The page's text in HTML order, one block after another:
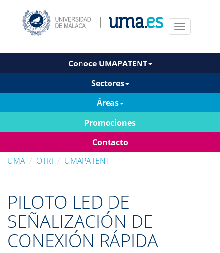
Menu
Conoce UMAPATENT
Sectores
Áreas
Promociones
Contacto
UMA
OTRI UMAPATENT
PILOTO LED DE
SEÑALIZACIÓN DE
CONEXIÓN RÁPIDA